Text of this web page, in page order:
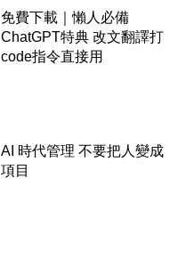
免費下載｜懶人必備
ChatGPT特典 改文翻譯打
code指令直接用
AI 時代管理 不要把人變成
項目